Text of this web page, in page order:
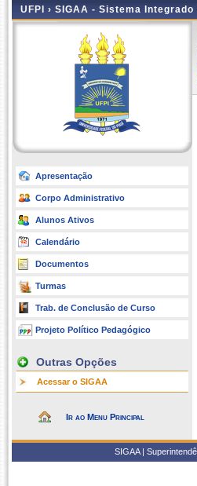
UFPI › SIGAA - Sistema
Apresentação
Corpo Administrativo
Alunos Ativos
Calendário
Documentos
Turmas
Trab. de Conclusão de Curso
Projeto Político Pedagógico
Outras Opções
Acessar o SIGAA
Ir ao Menu Principal
SIGAA |